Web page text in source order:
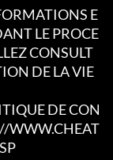
E
LE PROCE
CONSULT
DE LA VIE
DE CON
WWW.CHEAT